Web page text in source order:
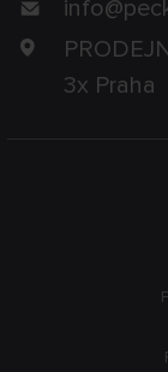
info@
3x Praha